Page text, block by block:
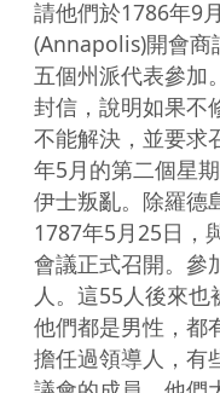
請他們於1786年9
(Annapolis)開會商
五個州派代表參加
封信，說明如果不
不能解決，並要求
年5月的第二個星
伊士叛亂。除羅德
1787年5月25日，
會議正式召開。參
人。這55人後來也
他們都是男性，都
擔任過領導人，有